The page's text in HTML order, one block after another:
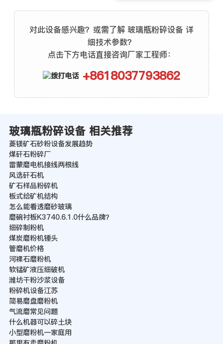
对此设备感兴趣？或需了解 玻璃瓶粉碎设备 详
细技术参数？
点击下方电话直接咨询厂家工程师：
+8618037793862
玻璃瓶粉碎设备 相关推荐
菱镁矿石砂粉设备发展趋势
煤矸石粉碎厂
雷蒙磨电机接线两根线
风选矸石机
矿石样品粉碎机
板式给矿机结构
怎么能看透磨砂玻璃
磨碗衬板K3740.6.1.0什么品牌？
细碎制粉机
煤炭磨粉机锤头
管磨机价格
河裸石磨粉机
软锰矿液压细破机
潍坊干粉沙浆设备
粉碎机设备江苏
简易磨盘磨粉机
气流磨常见问题
什么机器可以碎土块
小型磨粉机一家庭用